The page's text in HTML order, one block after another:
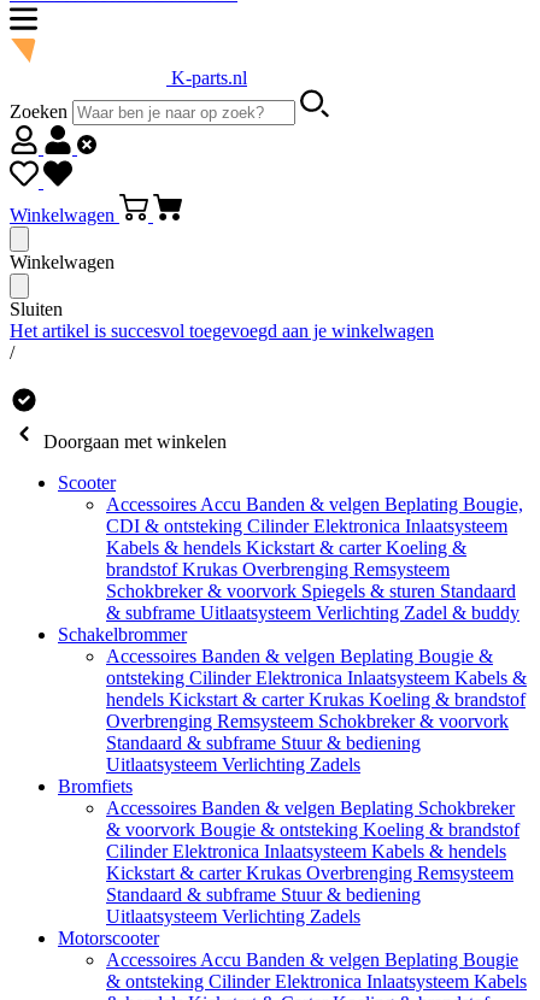
K-parts.nl
Zoeken
Winkelwagen
Winkelwagen
Sluiten
Het artikel is succesvol toegevoegd aan je winkelwagen
/
Doorgaan met winkelen
Scooter
Accessoires Accu Banden & velgen Beplating Bougie,
CDI & ontsteking CilinderElektronica Inlaatsysteem
Kabels & hendels Kickstart & carterKoeling &
brandstofKrukas Overbrenging Remsysteem
Schokbreker & voorvork Spiegels & sturen Standaard
& subframe Uitlaatsysteem Verlichting Zadel & buddy
Schakelbrommer
Accessoires Banden & velgen Beplating Bougie &
ontsteking CilinderElektronica Inlaatsysteem Kabels &
hendels Kickstart & carterKrukas Koeling & brandstof
Overbrenging Remsysteem Schokbreker & voorvork
Standaard & subframe Stuur & bediening
Uitlaatsysteem Verlichting Zadels
Bromfiets
Accessoires Banden & velgen Beplating Schokbreker
& voorvork Bougie & ontsteking Koeling & brandstof
CilinderElektronica Inlaatsysteem Kabels & hendels
Kickstart & carterKrukas Overbrenging Remsysteem
Standaard & subframe Stuur & bediening
Uitlaatsysteem Verlichting Zadels
Motorscooter
Accessoires Accu Banden & velgen Beplating Bougie
& ontsteking CilinderElektronica Inlaatsysteem Kabels